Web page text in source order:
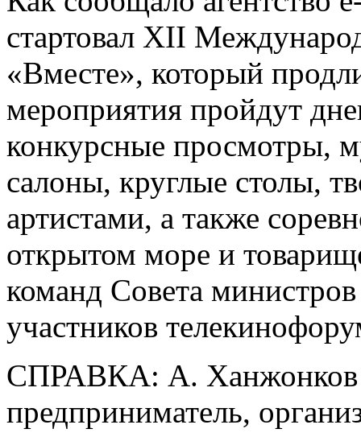
стартовал XII
«Вместе», который
мероприятия пройдут
конкурсные просмотры,
салоны, круглые столы,
артистами, а также
открытом море и
команд Совета
участников
СПРАВКА: А. Ханжонков
предприниматель,